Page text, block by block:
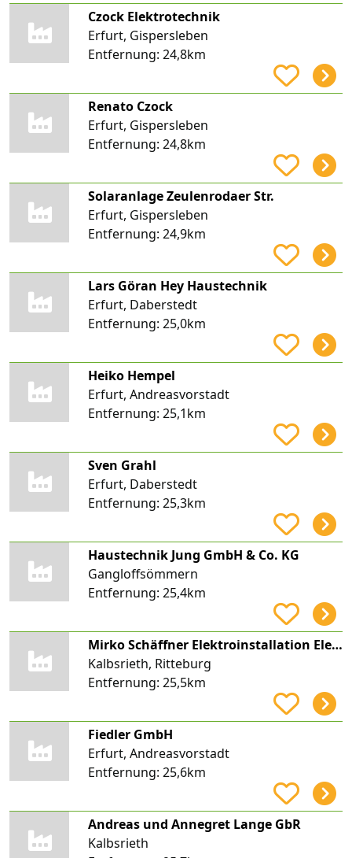
Czock Elektrotechnik
Erfurt, Gispersleben
Entfernung: 24,8km
Renato Czock
Erfurt, Gispersleben
Entfernung: 24,8km
Solaranlage Zeulenrodaer Str.
Erfurt, Gispersleben
Entfernung: 24,9km
Lars Göran Hey Haustechnik
Erfurt, Daberstedt
Entfernung: 25,0km
Heiko Hempel
Erfurt, Andreasvorstadt
Entfernung: 25,1km
Sven Grahl
Erfurt, Daberstedt
Entfernung: 25,3km
Haustechnik Jung GmbH & Co. KG
Gangloffsömmern
Entfernung: 25,4km
Mirko Schäffner Elektroinstallation Elektro Schäffner
Kalbsrieth, Ritteburg
Entfernung: 25,5km
Fiedler GmbH
Erfurt, Andreasvorstadt
Entfernung: 25,6km
Andreas und Annegret Lange GbR
Kalbsrieth